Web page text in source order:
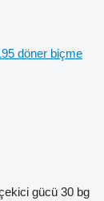
döner biçme
gücü 30 bg